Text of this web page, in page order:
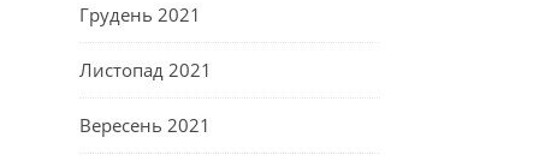
Грудень 2021
Листопад 2021
Вересень 2021